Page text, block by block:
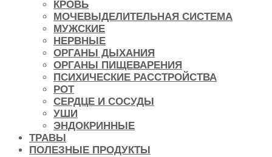
КРОВЬ
МОЧЕВЫДЕЛИТЕЛЬНАЯ СИСТЕМА
МУЖСКИЕ
НЕРВНЫЕ
ОРГАНЫ ДЫХАНИЯ
ОРГАНЫ ПИЩЕВАРЕНИЯ
ПСИХИЧЕСКИЕ РАССТРОЙСТВА
РОТ
СЕРДЦЕ И СОСУДЫ
УШИ
ЭНДОКРИННЫЕ
ТРАВЫ
ПОЛЕЗНЫЕ ПРОДУКТЫ